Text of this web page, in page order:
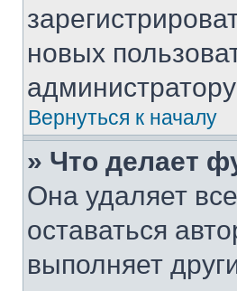
новых
Вернуться к началу
» Что делает
Она удаляет
оставаться
выполняет